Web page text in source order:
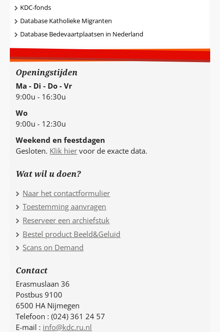
KDC-fonds
Database Katholieke Migranten
Database Bedevaartplaatsen in Nederland
Openingstijden
Ma - Di - Do - Vr
9:00u - 16:30u
Wo
9:00u - 12:30u
Weekend en feestdagen
Gesloten. Klik hier voor de exacte data.
Wat wil u doen?
Naar het contactformulier
Toestemming aanvragen
Reserveer een archiefstuk
Bestel product Beeld&Geluid
Scans on Demand
Contact
Erasmuslaan 36
Postbus 9100
6500 HA Nijmegen
Telefoon : (024) 361 24 57
E-mail : info@kdc.ru.nl